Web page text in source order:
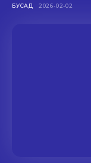
БУСАД 2026-02-02